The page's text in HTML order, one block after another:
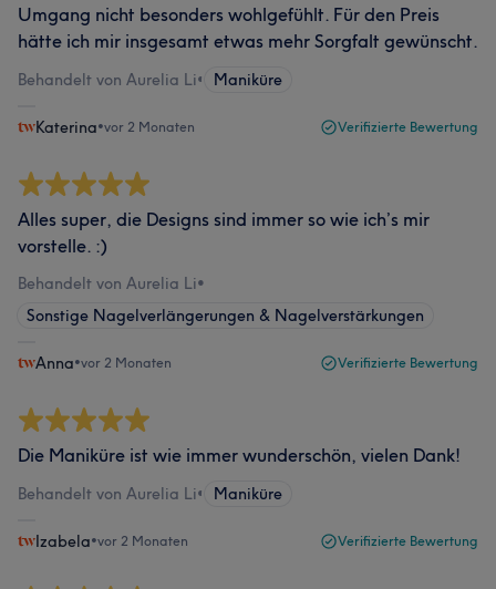
Umgang nicht besonders wohlgefühlt. Für den Preis
hätte ich mir insgesamt etwas mehr Sorgfalt gewünscht.
Behandelt von Aurelia Li• Maniküre
Katerina•vor 2 Monaten Verifizierte Bewertung
Alles super, die Designs sind immer so wie ich’s mir
vorstelle. :)
Behandelt von Aurelia Li•
Sonstige Nagelverlängerungen & Nagelverstärkungen
Anna•vor 2 Monaten Verifizierte Bewertung
Die Maniküre ist wie immer wunderschön, vielen Dank!
Behandelt von Aurelia Li• Maniküre
Izabela•vor 2 Monaten Verifizierte Bewertung